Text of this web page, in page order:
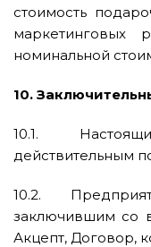
стоимость
маркетинговых
номинальной
10.
10.1.
действительным
10.2.
заключившим со
Акцепт, Договор,